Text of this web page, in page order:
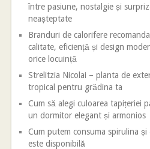
între pasiune, nostalgie și
neașteptate
Branduri de calorifere
calitate, eficiență și design
orice locuință
Strelitzia Nicolai – planta de
tropical pentru grădina ta
Cum să alegi culoarea tapițeriei
un dormitor elegant și armonios
Cum putem consuma spirulina
este disponibilă